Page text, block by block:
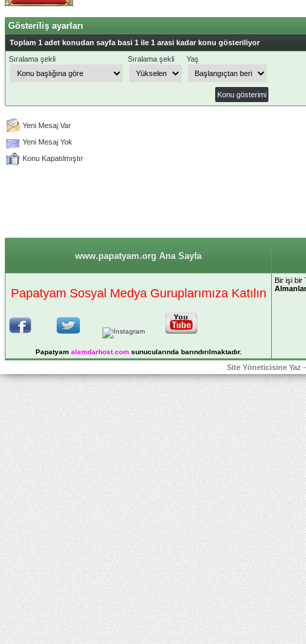
Gösteriliş ayarları
Toplam 1 adet konudan sayfa basi 1 ile 1 arasi kadar konu gösteriliyor
Sıralama şekli
Sıralama şekli Yaş
Yeni Mesaj Var
Yeni Mesaj Yok
Konu Kapatılmıştır
www.papatyam.org Ana Sayfa
Papatyam Sosyal Medya Guruplarımıza Katılın
Papatyam alemdarhost.comsunucularında barındırılmaktadır.
Bir işi
Almanlar
Site Yöneticisine Yaz